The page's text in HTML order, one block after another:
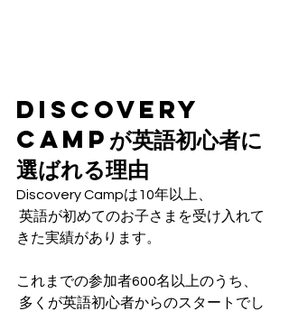
Discovery
Campが英語初心者に
選ばれる理由
Discovery Campは10年以上、
きた実績があります。
これまでの参加者600名以上のうち、